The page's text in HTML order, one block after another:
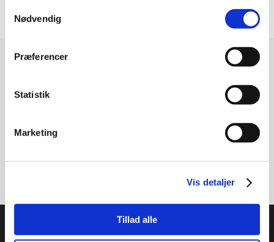
Nødvendig
Præferencer
Statistik
Marketing
Vis detaljer
Tillad alle